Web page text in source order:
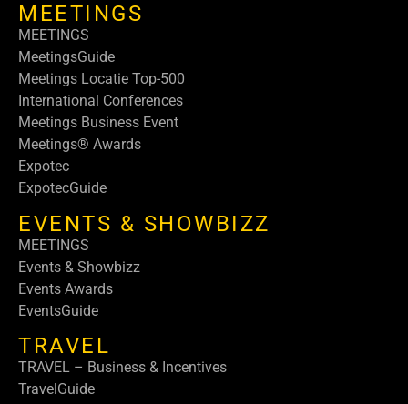
MEETINGS
MEETINGS
MeetingsGuide
Meetings Locatie Top-500
International Conferences
Meetings Business Event
Meetings® Awards
Expotec
ExpotecGuide
EVENTS & SHOWBIZZ
MEETINGS
Events & Showbizz
Events Awards
EventsGuide
TRAVEL
TRAVEL – Business & Incentives
TravelGuide